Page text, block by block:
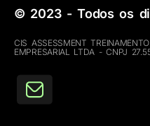
© 2023 - Todos os
CIS ASSESSMENT
EMPRESARIAL LTDA - CNPJ